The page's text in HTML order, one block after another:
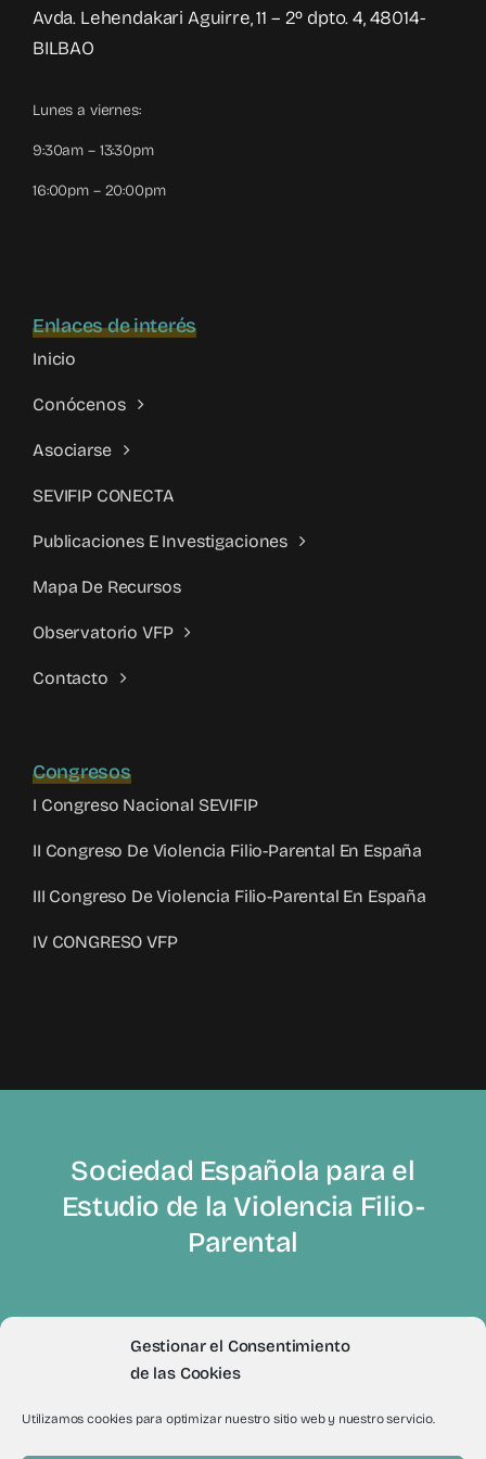
Gestionar el Consentimiento
de las Cookies
Utilizamos cookies para optimizar nuestro sitio web y nuestro servicio.
Avda. Lehendakari Aguirre, 11 – 2º dpto. 4, 48014-
BILBAO
Lunes a viernes:
9:30am – 13:30pm
16:00pm – 20:00pm
Enlaces de interés
Inicio
Conócenos
Asociarse
SEVIFIP CONECTA
Publicaciones E Investigaciones
Mapa De Recursos
Observatorio VFP
Contacto
Congresos
I Congreso Nacional SEVIFIP
II Congreso De Violencia Filio-Parental En España
III Congreso De Violencia Filio-Parental En España
IV CONGRESO VFP
Sociedad Española para el
Estudio de la Violencia Filio-
Parental
© 2012 - 2026Todos los derechos reservados a Sevifip